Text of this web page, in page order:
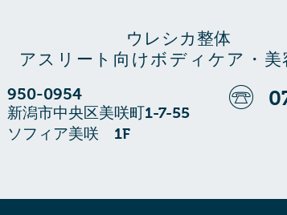
ウレシカ整体
アスリート向けボディケア・美
950-0954
新潟市中央区美咲町1-7-55
ソフィア美咲 1F